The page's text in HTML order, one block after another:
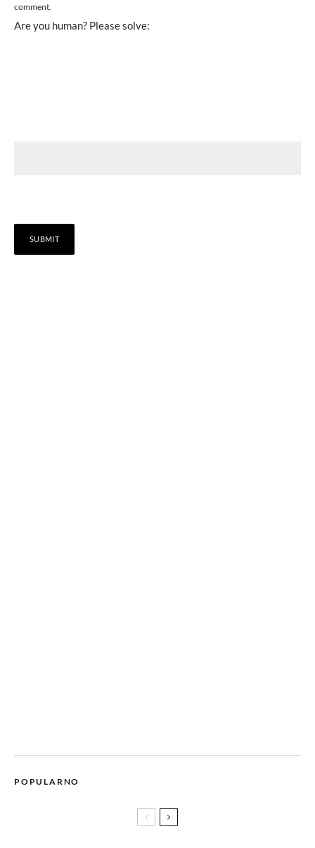
comment.
Are you human? Please solve:
POPULARNO